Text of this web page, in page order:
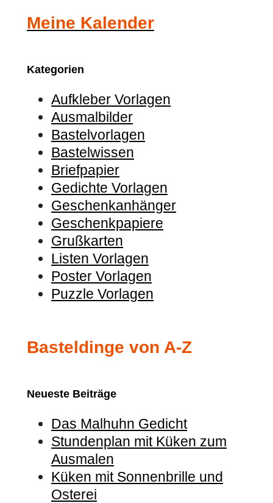
Meine Kalender
Kategorien
Aufkleber Vorlagen
Ausmalbilder
Bastelvorlagen
Bastelwissen
Briefpapier
Gedichte Vorlagen
Geschenkanhänger
Geschenkpapiere
Grußkarten
Listen Vorlagen
Poster Vorlagen
Puzzle Vorlagen
Basteldinge von A-Z
Neueste Beiträge
Das Malhuhn Gedicht
Stundenplan mit Küken zum
Ausmalen
Küken mit Sonnenbrille und
Osterei